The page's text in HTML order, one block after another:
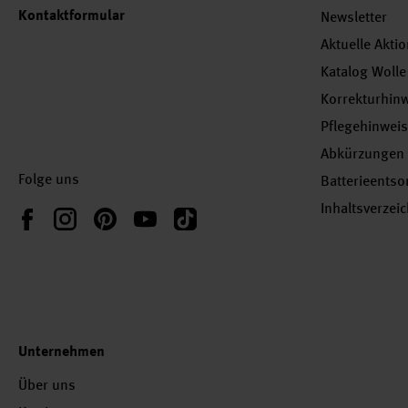
Kontaktformular
Folge uns
FacebookInstagramPinterestYouTubeTikTok
Newsletter
Aktuelle
Katalog
Abkürzungen
Unternehmen
Über uns